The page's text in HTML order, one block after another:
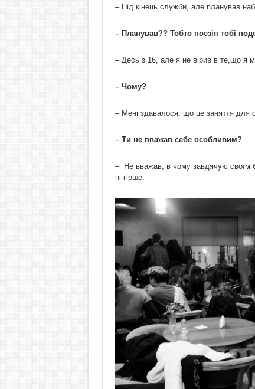
– Під кінець служби, але планував
– Планував?? Тобто поезія тобі
– Десь з 16, але я не вірив в те,що я
– Чому?
– Мені здавалося, що це заняття для
– Ти не вважав себе особливим?
– Не вважав, в чому завдячую своїм
ні гірше.